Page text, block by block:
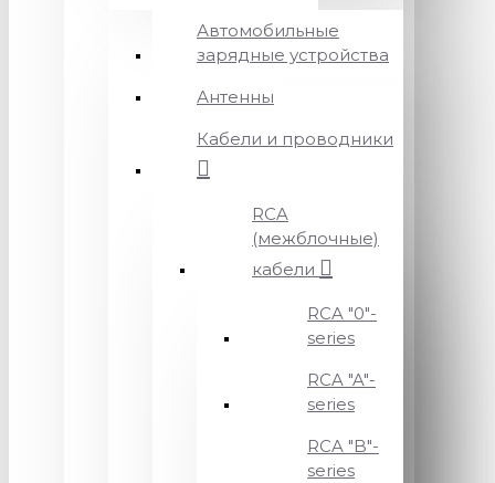
Автомобильные
зарядные устройства
Антенны
Кабели и проводники
RCA
(межблочные)
кабели
RCA "0"-
series
RCA "A"-
series
RCA "B"-
series